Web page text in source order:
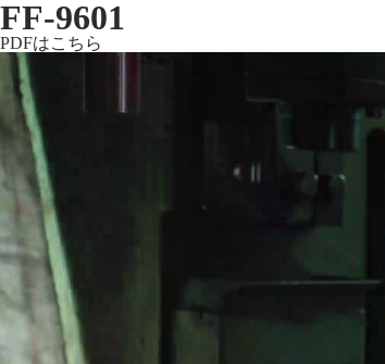
FF-9601
PDFはこちら